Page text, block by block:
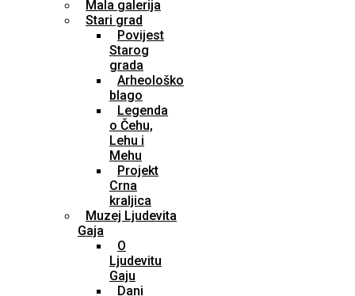
Mala galerija
Stari grad
Povijest
Starog
grada
Arheološko
blago
Legenda
o Čehu,
Lehu i
Mehu
Projekt
Crna
kraljica
Muzej Ljudevita
Gaja
O
Ljudevitu
Gaju
Dani